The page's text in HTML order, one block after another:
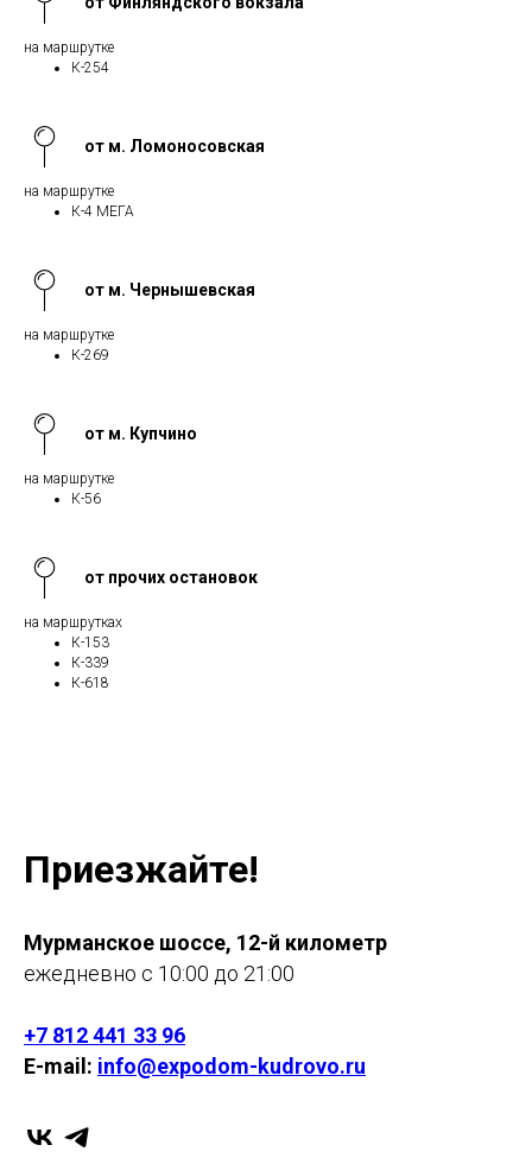
на маршрутке
К-254
от м. Ломоносовская
на маршрутке
К-4 МЕГА
от м. Чернышевская
на маршрутке
К-269
от м. Купчино
на маршрутке
К-56
от прочих остановок
на маршрутках
К-153
К-339
К-618
Приезжайте!
Мурманское шоссе, 12-й километр
ежедневно с 10:00 до 21:00
+7 812 441 33 96
E-mail: info@expodom-kudrovo.ru